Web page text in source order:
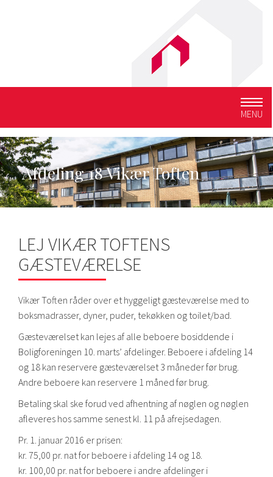
MENU
Afdeling 18 Vikær Toften
LEJ VIKÆR TOFTENS
GÆSTEVÆRELSE
Vikær Toften råder over et hyggeligt gæsteværelse med to
boksmadrasser, dyner, puder, tekøkken og toilet/bad.
Gæsteværelset kan lejes af alle beboere bosiddende i
Boligforeningen 10. marts’ afdelinger. Beboere i afdeling 14
og 18 kan reservere gæsteværelset 3 måneder før brug.
Andre beboere kan reservere 1 måned før brug.
Betaling skal ske forud ved afhentning af nøglen og nøglen
afleveres hos samme senest kl. 11 på afrejsedagen.
Pr. 1. januar 2016 er prisen:
kr. 75,00 pr. nat for beboere i afdeling 14 og 18.
kr. 100,00 pr. nat for beboere i andre afdelinger i